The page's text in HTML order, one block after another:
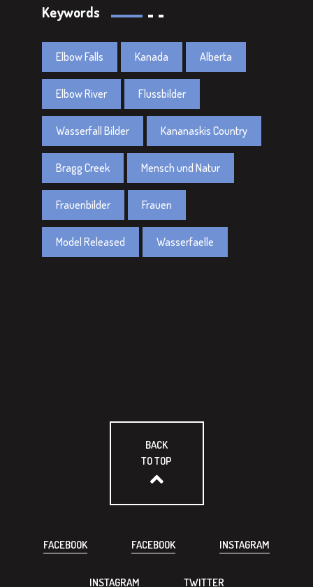
Keywords
Elbow Falls Kanada Alberta
Elbow River Flussbilder
Wasserfall Bilder Kananaskis Country
Bragg Creek Mensch und Natur
Frauenbilder Frauen
Model Released Wasserfaelle
BACK
TO TOP
FACEBOOK FACEBOOK INSTAGRAM
INSTAGRAM TWITTER